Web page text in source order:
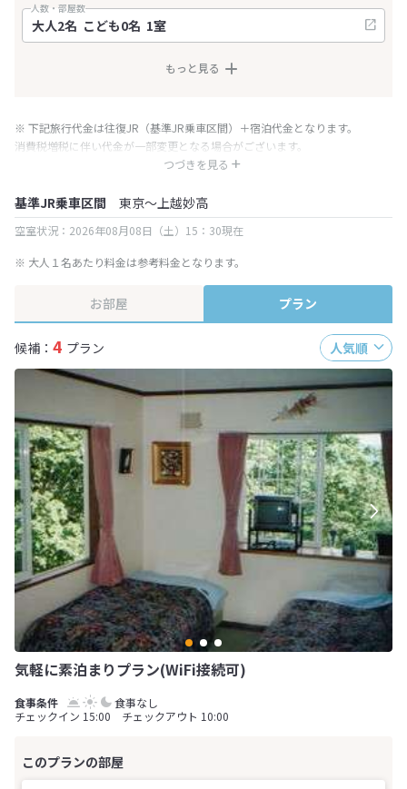
人数・部屋数
もっと見る
つづきを見る
※ 下記旅行代金は往復JR（基準JR乗車区間）＋宿泊代金となります。
消費税増税に伴い代金が一部変更となる場合がございます。
※ 表示されている旅行代金・プラン内容は一定時間ごとに更新されます。最
基準JR乗車区間 東京～上越妙高
空室状況：2026年08月08日（土）15：30現在
※ 大人１名あたり料金は参考料金となります。
お部屋 プラン
候補： 4 プラン 人気順
気軽に素泊まりプラン(WiFi接続可)
食事なし
チェックイン 15:00 チェックアウト 10:00